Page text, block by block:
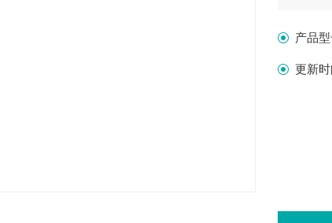
产品型
更新时